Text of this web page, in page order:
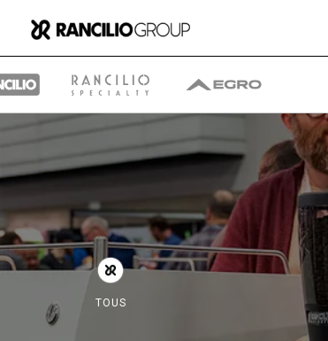
TOUS
sommes